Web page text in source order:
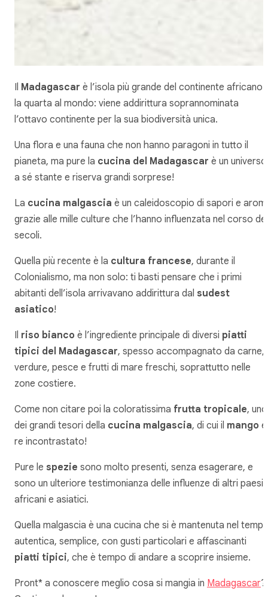
Il Madagascar è l’isola più grande del continente africano
la quarta al mondo: viene addirittura soprannominata
l’ottavo continente per la sua biodiversità unica.
Una flora e una fauna che non hanno paragoni in tutto il
pianeta, ma pure la cucina del Madagascar è un universo
a sé stante e riserva grandi sorprese!
La cucina malgascia è un caleidoscopio di sapori e
grazie alle mille culture che l’hanno influenzata nel corso dei
secoli.
Quella più recente è la cultura francese, durante il
Colonialismo, ma non solo: ti basti pensare che i primi
abitanti dell’isola arrivavano addirittura dal sudest
asiatico!
Il riso bianco è l’ingrediente principale di diversi piatti
tipici del Madagascar, spesso accompagnato da carne,
verdure, pesce e frutti di mare freschi, soprattutto nelle
zone costiere.
Come non citare poi la coloratissima frutta tropicale, uno
dei grandi tesori della cucina malgascia, di cui il mango
re incontrastato!
Pure le spezie sono molto presenti, senza esagerare, e
sono un ulteriore testimonianza delle influenze di altri paesi
africani e asiatici.
Quella malgascia è una cucina che si è mantenuta nel
autentica, semplice, con gusti particolari e affascinanti
piatti tipici, che è tempo di andare a scoprire insieme.
Pront* a conoscere meglio cosa si mangia in Madagascar?